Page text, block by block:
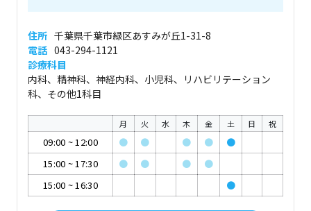
住所 千葉県千葉市緑区あすみが丘1-31-8
電話 043-294-1121
診療科目
内科、精神科、神経内科、小児科、リハビリテーション
科、その他1科目
月 火 水 木 金 土 日 祝
09:00 ~12:00 ● ● ● ●
●
15:00 ~17:30 ● ● ●
●
15:00 ~16:30 ●